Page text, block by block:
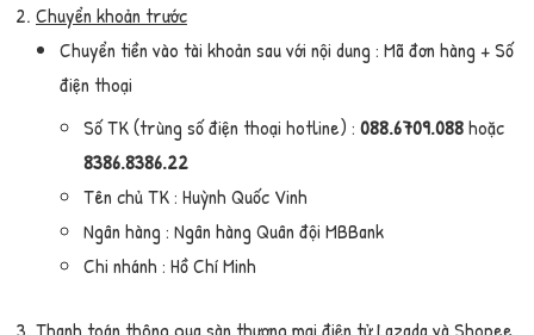
Chuyển khoản trước
Chuyển tiền vào tài khoản sau với nội dung : Mã đơn hàng + Số
điện thoại
Số TK (trùng số điện thoại hotline) : 088.6709.088hoặc
8386.8386.22
Tên chủ TK : Huỳnh Quốc Vinh
Ngân hàng : Ngân hàng Quân đội MBBank
Chi nhánh : Hồ Chí Minh